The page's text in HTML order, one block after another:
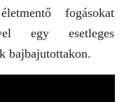
fogásokat
egy esetleges
bajbajutottakon.